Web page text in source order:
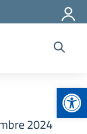
2024